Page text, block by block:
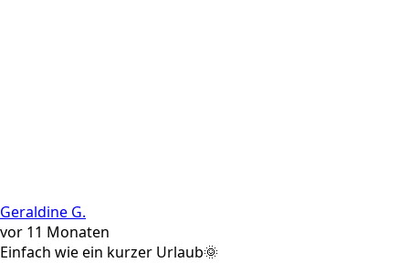
Geraldine G.
vor 11 Monaten
Einfach wie ein kurzer Urlaub🌞